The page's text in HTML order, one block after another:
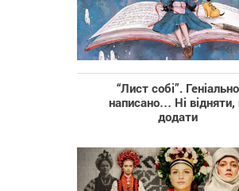
“Лист собі”. Геніально
написано… Ні відняти,
додати